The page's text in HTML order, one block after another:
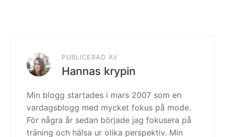
PUBLICERAD AV
Hannas krypin
Min blogg startades i mars 2007 som en
vardagsblogg med mycket fokus på mode.
För några år sedan började jag fokusera på
träning och hälsa ur olika perspektiv. Min